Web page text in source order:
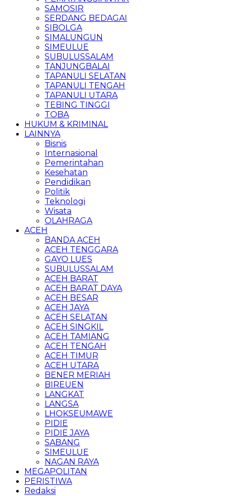
SAMOSIR
SERDANG BEDAGAI
SIBOLGA
SIMALUNGUN
SIMEULUE
SUBULUSSALAM
TANJUNGBALAI
TAPANULI SELATAN
TAPANULI TENGAH
TAPANULI UTARA
TEBING TINGGI
TOBA
HUKUM & KRIMINAL
LAINNYA
Bisnis
Internasional
Pemerintahan
Kesehatan
Pendidikan
Politik
Teknologi
Wisata
OLAHRAGA
ACEH
BANDA ACEH
ACEH TENGGARA
GAYO LUES
SUBULUSSALAM
ACEH BARAT
ACEH BARAT DAYA
ACEH BESAR
ACEH JAYA
ACEH SELATAN
ACEH SINGKIL
ACEH TAMIANG
ACEH TENGAH
ACEH TIMUR
ACEH UTARA
BENER MERIAH
BIREUEN
LANGKAT
LANGSA
LHOKSEUMAWE
PIDIE
PIDIE JAYA
SABANG
SIMEULUE
NAGAN RAYA
MEGAPOLITAN
PERISTIWA
Redaksi